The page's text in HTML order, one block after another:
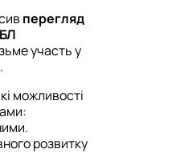
перегляд
участь у
.
можливості
розвитку